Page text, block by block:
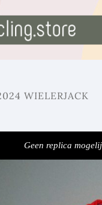
WIELERJACK
Geen replica